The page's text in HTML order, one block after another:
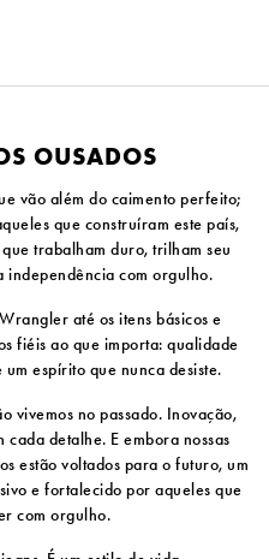
OUSADOS
vão além do caimento perfeito;
que construíram este país,
trabalham duro, trilham seu
independência com orgulho.
até os itens básicos e
fiéis ao que importa: qualidade
espírito que nunca desiste.
vivemos no passado. Inovação,
detalhe. E embora nossas
estão voltados para o futuro, um
e fortalecido por aqueles que
com orgulho.